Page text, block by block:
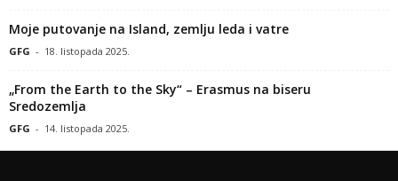
Moje putovanje na Island, zemlju leda i vatre
GFG - 18. listopada 2025.
„From the Earth to the Sky“ – Erasmus na biseru
Sredozemlja
GFG - 14. listopada 2025.